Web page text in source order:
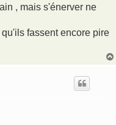
, mais s'énerver ne
fassent encore pire